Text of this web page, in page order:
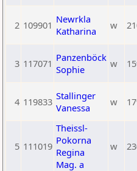
2 109901 Newrkla
Katharina
w
3 117071 Panzenböck
Sophie
w
4 119833 Stallinger
Vanessa
w
5 111019
Theissl-
Pokorna
Regina
Mag. a
w